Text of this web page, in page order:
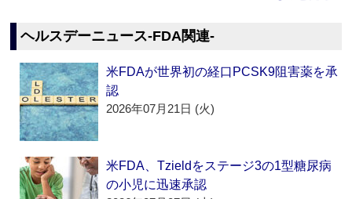
ヘルスデーニュース‐FDA関連‐
米FDAが世界初の経口PCSK9阻害薬を承
認
2026年07月21日 (火)
米FDA、Tzieldをステージ3の1型糖尿病
の小児に迅速承認